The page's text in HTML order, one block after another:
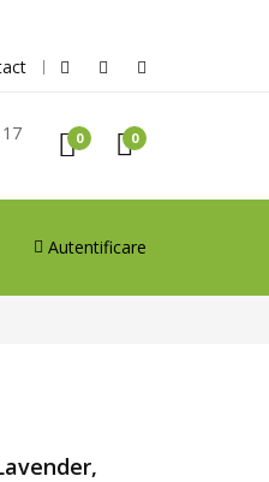
0 0
Autentificare